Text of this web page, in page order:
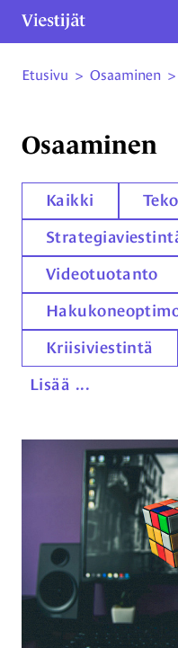
Etusivu > Osaaminen >
Osaaminen
Kaikki
Videotuotanto
Kriisiviestintä
Lisää ...